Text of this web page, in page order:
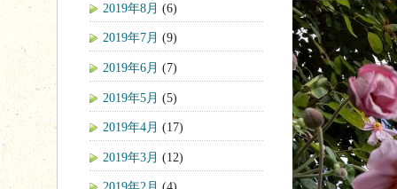
2019年8月 (6)
2019年7月 (9)
2019年6月 (7)
2019年5月 (5)
2019年4月 (17)
2019年3月 (12)